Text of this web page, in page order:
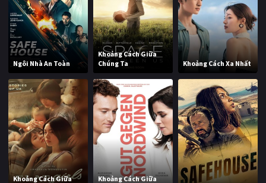
Ngôi Nhà An Toàn
Khoảng Cách Giữa
Chúng Ta
Khoảng Cách Xa Nhất
Khoảng Cách Giữa
Khoảng Cách Giữa